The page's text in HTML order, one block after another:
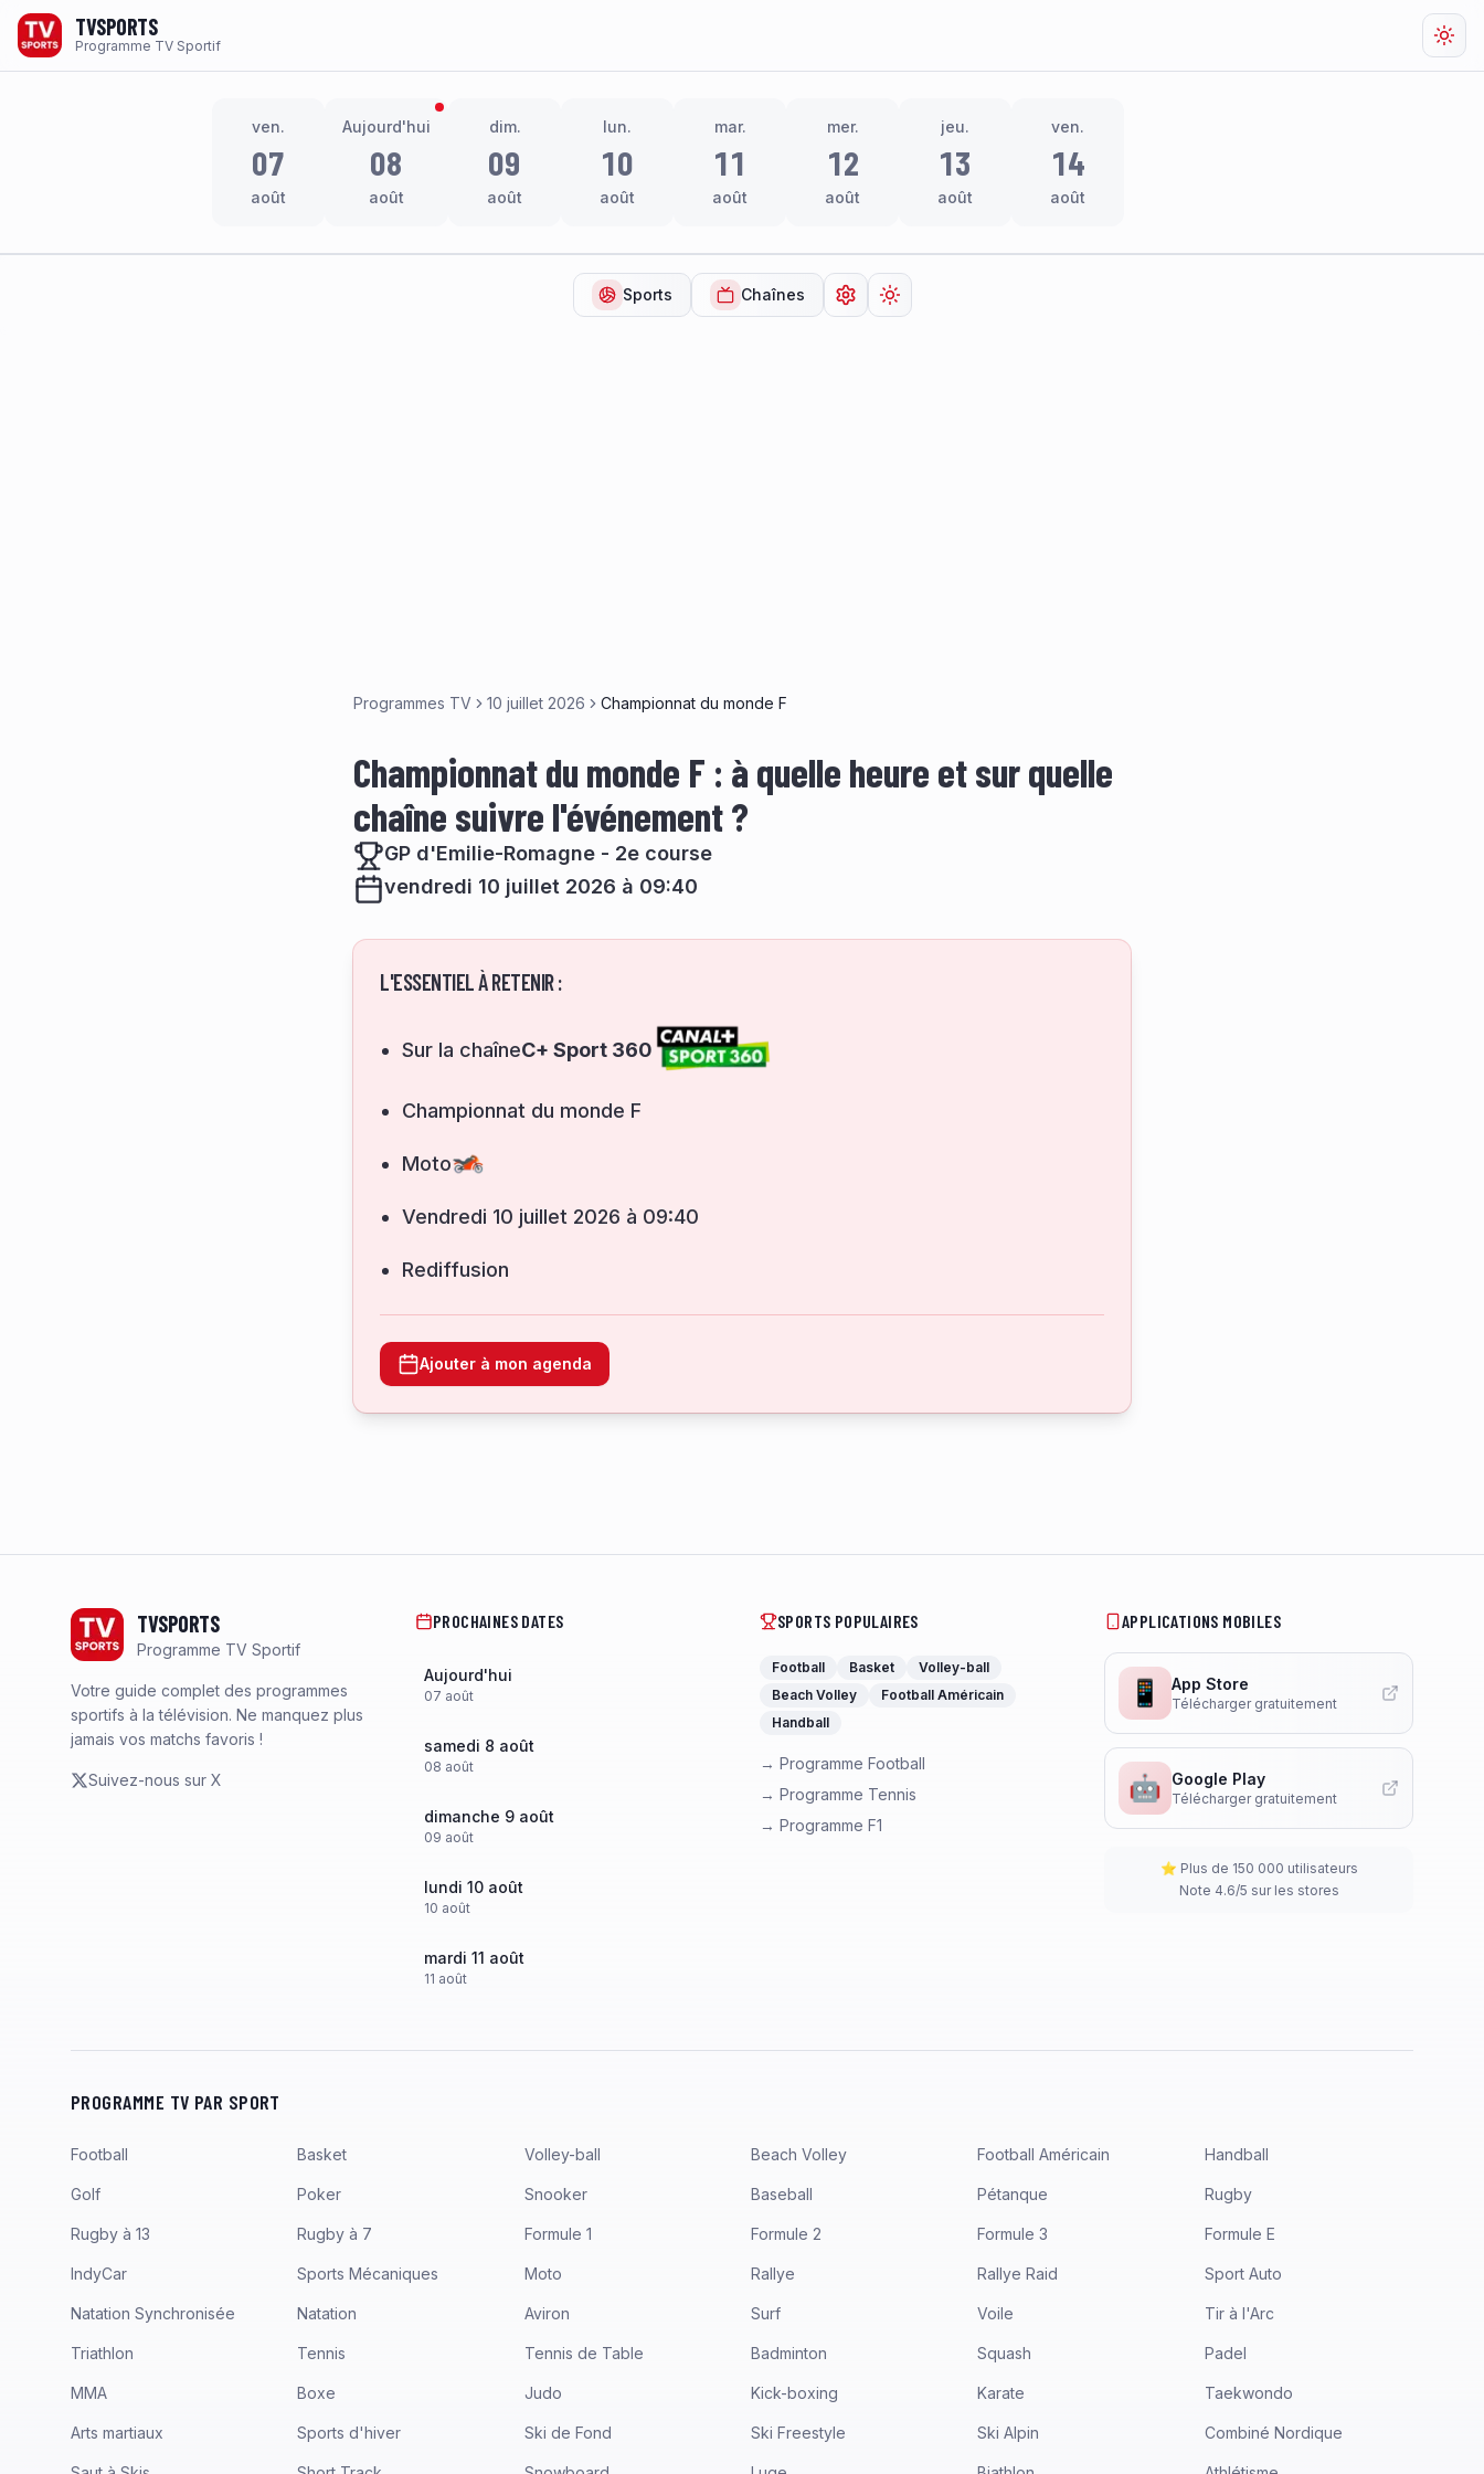
TVSPORTS
Programme TV Sportif
ven.
07
août
Aujourd'hui
08
août
dim.
09
août
lun.
10
août
mar.
11
août
mer.
12
août
jeu.
13
août
ven.
14
août
Sports Chaînes Ouvrir les paramètres
Changer de thème
Programmes TV 10 juillet 2026 Championnat du monde F
Championnat du monde F : à quelle heure et sur quelle
chaîne suivre l'événement ?
GP d'Emilie-Romagne - 2e course
vendredi 10 juillet 2026 à 09:40
L'ESSENTIEL À RETENIR :
Sur la chaîneC+ Sport 360
Championnat du monde F
Moto
vendredi 10 juillet 2026 à 09:40
Rediffusion
Ajouter à mon agenda
TVSPORTS
Programme TV Sportif
Votre guide complet des programmes
sportifs à la télévision. Ne manquez plus
jamais vos matchs favoris !
Suivez-nous sur X
PROCHAINES DATES
Aujourd'hui
07 août
samedi 8 août
08 août
dimanche 9 août
09 août
lundi 10 août
10 août
mardi 11 août
11 août
SPORTS POPULAIRES
Football Basket
Volley-ball
Beach Volley
Football Américain
Handball
→ Programme Football
→ Programme Tennis
→ Programme F1
APPLICATIONS MOBILES
📱 App Store
Télécharger gratuitement
🤖 Google Play
Télécharger gratuitement
⭐ Plus de 150 000 utilisateurs
Note 4.6/5 sur les stores
PROGRAMME TV PAR SPORT
Football Basket Volley-ball Beach Volley Football Américain Handball
Golf Poker Snooker Baseball Pétanque Rugby
Rugby à 13 Rugby à 7 Formule 1 Formule 2 Formule 3 Formule E
IndyCar Sports Mécaniques Moto Rallye Rallye Raid Sport Auto
Natation Synchronisée Natation Aviron Surf Voile Tir à l'Arc
Triathlon Tennis Tennis de Table Badminton Squash Padel
MMA Boxe Judo Kick-boxing Karate Taekwondo
Arts martiaux Sports d'hiver Ski de Fond Ski Freestyle Ski Alpin Combiné Nordique